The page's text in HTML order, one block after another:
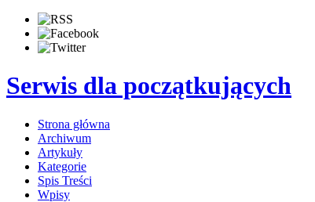
Serwis dla początkujących
Strona główna
Archiwum
Artykuły
Kategorie
Spis Treści
Wpisy